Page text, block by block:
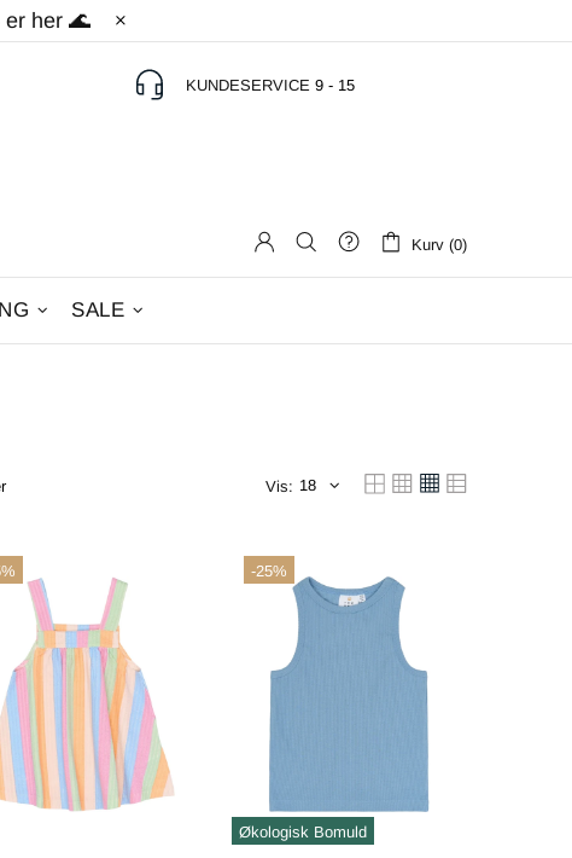
er her 🌊
KUNDESERVICE9 - 15
Kurv (0)
SALE
Vis:
-25%
Økologisk Bomuld